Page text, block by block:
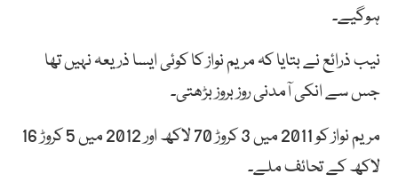
ہوگیے۔
نیب ذرائع نے بتایا کہ مریم نواز کا کوئی ایسا ذریعہ نہیں تھا
جس سے انکی آمدنی روز بروز بڑھتی۔
مریم نواز کو 2011 میں 3 کروڑ 70 لاکھ اور 2012 میں 5 کروڑ 16
لاکھ کے تحائف ملے۔